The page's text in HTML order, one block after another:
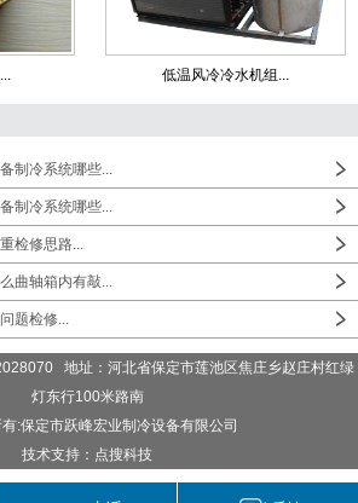
低温风冷冷水机组...
制冷系统哪些...
制冷系统哪些...
检修思路...
曲轴箱内有敲...
题检修...
地址：河北省保定市莲池区焦庄乡赵庄村红绿
灯东行100米路南
:保定市跃峰宏业制冷设备有限公司
技术支持：点搜科技